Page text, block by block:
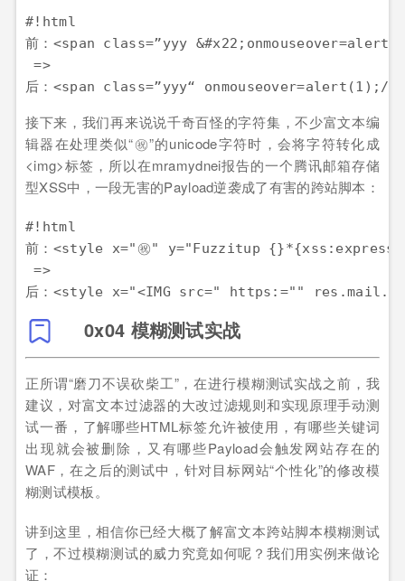
#!html
前：<span class=”yyy
=>
接下来，我们再来说说千奇百怪的字符集，不少富文本编
辑器在处理类似“㊗”的unicode字符时，会将字符转化成
<img>标签，所以在mramydnei报告的一个腾讯邮箱存储
型XSS中，一段无害的Payload逆袭成了有害的跨站脚本：
#!html
前：<style x="㊗" y="Fuzzitup
=>
0x04 模糊测试实战
正所谓“磨刀不误砍柴工”，在进行模糊测试实战之前，我
建议，对富文本过滤器的大改过滤规则和实现原理手动测
试一番，了解哪些HTML标签允许被使用，有哪些关键词
出现就会被删除，又有哪些Payload会触发网站存在的
WAF，在之后的测试中，针对目标网站“个性化”的修改模
糊测试模板。
讲到这里，相信你已经大概了解富文本跨站脚本模糊测试
了，不过模糊测试的威力究竟如何呢？我们用实例来做论
证：